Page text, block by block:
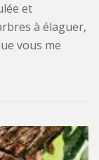
et
à élaguer,
vous me